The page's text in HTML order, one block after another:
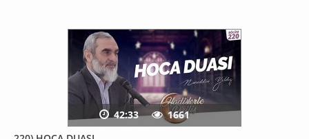
42:33 1661